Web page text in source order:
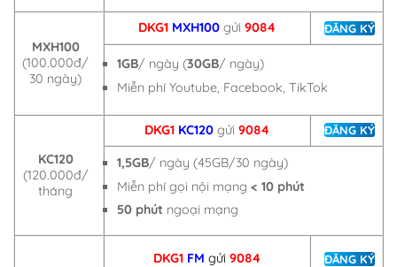
MXH100
(100.000đ/
30 ngày)
DKG1 MXH100 gửi 9084 ĐĂNG KÝ
1GB/ ngày (30GB/ ngày)
Miễn phí Youtube, Facebook, TikTok
KC120
(120.000đ/
tháng
DKG1 KC120 gửi 9084 ĐĂNG KÝ
1,5GB/ ngày (45GB/30 ngày)
Miễn phí gọi nội mạng< 10 phút
50 phút ngoại mạng
DKG1 FM gửi 9084 ĐĂNG KÝ